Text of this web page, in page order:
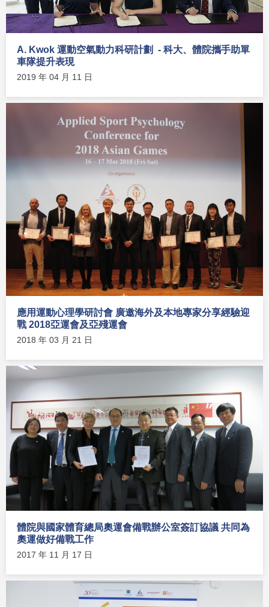
A. Kwok 運動空氣動力科研計劃 - 科大、體院攜手助單
車隊提升表現
2019 年 04 月 11 日
應用運動心理學研討會 廣邀海外及本地專家分享經驗迎
戰 2018亞運會及亞殘運會
2018 年 03 月 21 日
體院與國家體育總局奧運會備戰辦公室簽訂協議 共同為
奧運做好備戰工作
2017 年 11 月 17 日